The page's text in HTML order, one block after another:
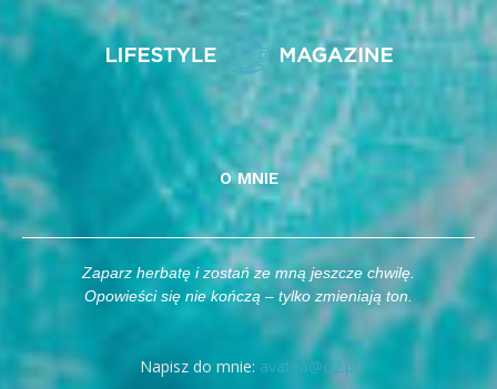
O MNIE
Zaparz herbatę i zostań ze mną jeszcze chwilę.
Opowieści się nie kończą – tylko zmieniają ton.
Napisz do mnie: avatea@o2.pl